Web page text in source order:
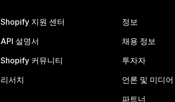
Shopify 지원 센터
API 설명서
Shopify 커뮤니티
리서치
정보
채용 정보
투자자
언론 및 미디어
파트너